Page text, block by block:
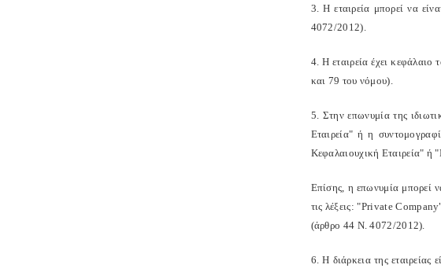
3. Η εταιρεία μπορεί να
4072/2012).
4. Η εταιρεία έχει κεφάλαιο
και 79 του νόμου).
5. Στην επωνυμία της
Εταιρεία" ή η
Κεφαλαιουχική Εταιρεία"
Επίσης, η επωνυμία μπορεί
τις λέξεις: "Private
(άρθρο 44 Ν. 4072/2012).
6. Η διάρκεια της εταιρείας